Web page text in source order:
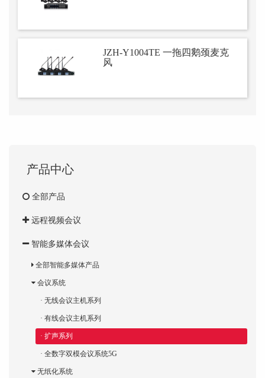
JZH-Y1004TE 一拖四鹅颈麦克
风
产品中心
全部产品
远程视频会议
智能多媒体会议
全部智能多媒体产品
会议系统
· 无线会议主机系列
· 有线会议主机系列
· 扩声系列
· 全数字双模会议系统5G
无纸化系统